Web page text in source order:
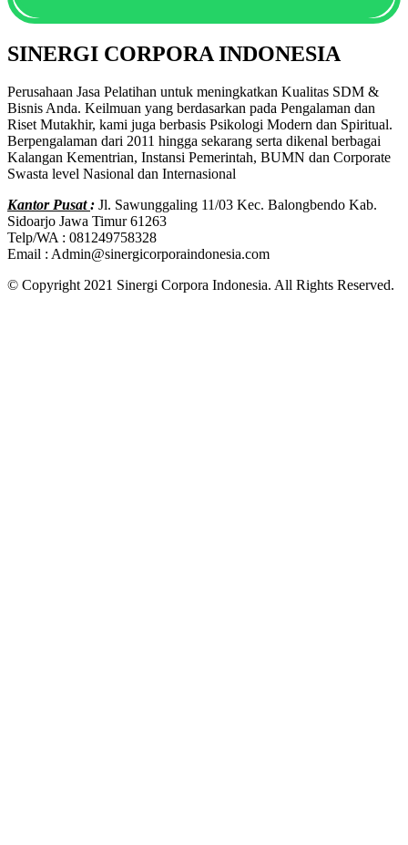
SINERGI CORPORA INDONESIA
Perusahaan Jasa Pelatihan untuk meningkatkan Kualitas SDM &
Bisnis Anda. Keilmuan yang berdasarkan pada Pengalaman dan
Riset Mutakhir, kami juga berbasis Psikologi Modern dan Spiritual.
Berpengalaman dari 2011 hingga sekarang serta dikenal berbagai
Kalangan Kementrian, Instansi Pemerintah, BUMN dan Corporate
Swasta level Nasional dan Internasional
Kantor Pusat: Jl. Sawunggaling 11/03 Kec. Balongbendo Kab.
Sidoarjo Jawa Timur 61263
Telp/WA : 081249758328
Email : Admin@sinergicorporaindonesia.com
© Copyright 2021 Sinergi Corpora Indonesia. All Rights Reserved.